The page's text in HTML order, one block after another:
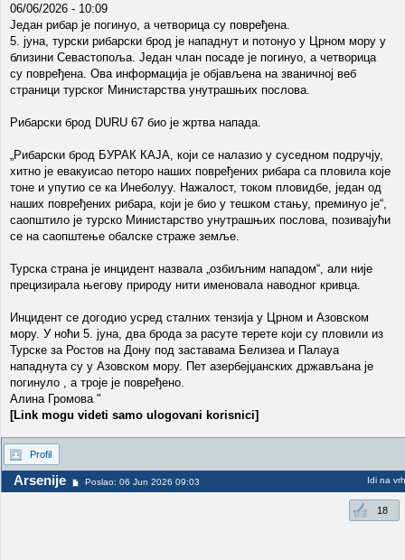
06/06/2026 - 10:09
Један рибар је погинуо, а четворица су повређена.
5. јуна, турски рибарски брод је нападнут и потонуо у Црном мору у
близини Севастопоља. Један члан посаде је погинуо, а четворица
су повређена. Ова информација је објављена на званичној веб
страници турског Министарства унутрашњих послова.
Рибарски брод DURU 67 био је жртва напада.
„Рибарски брод БУРАК КАЈА, који се налазио у суседном подручју,
хитно је евакуисао петоро наших повређених рибара са пловила које
тоне и упутио се ка Инеболуу. Нажалост, током пловидбе, један од
наших повређених рибара, који је био у тешком стању, преминуо је“,
саопштило је турско Министарство унутрашњих послова, позивајући
се на саопштење обалске страже земље.
Турска страна је инцидент назвала „озбиљним нападом“, али није
прецизирала његову природу нити именовала наводног кривца.
Инцидент се догодио усред сталних тензија у Црном и Азовском
мору. У ноћи 5. јуна, два брода за расуте терете који су пловили из
Турске за Ростов на Дону под заставама Белизеа и Палауа
нападнута су у Азовском мору. Пет азербејџанских држављана је
погинуло , а троје је повређено.
Алина Громова "
[Link mogu videti samo ulogovani korisnici]
Profil
Arsenije Poslao: 06 Jun 2026 09:03 Idi na vrh
18